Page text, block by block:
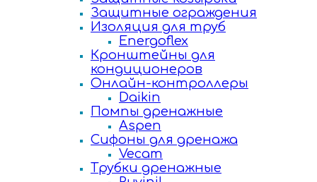
Защитные ограждения
Изоляция для труб
Energoflex
Кронштейны для
кондиционеров
Онлайн-контроллеры
Daikin
Помпы дренажные
Aspen
Сифоны для дренажа
Vecam
Трубки дренажные